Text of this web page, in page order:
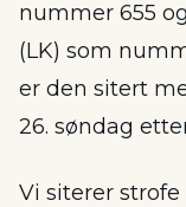
nummer 655
(LK) som
er den sitert
26. søndag
Vi siterer strofe